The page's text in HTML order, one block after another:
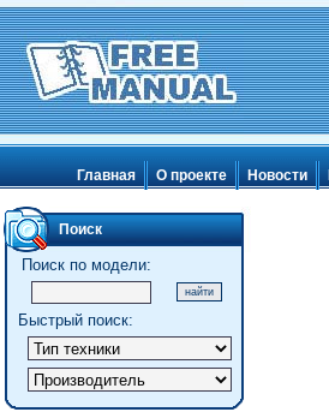
Главная О проекте Новости
Поиск
Поиск по модели:
Быстрый поиск: